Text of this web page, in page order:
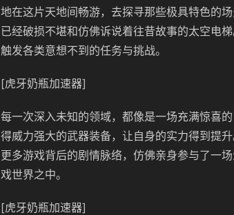
地在这片天地间畅游，去探寻那些极具特色的
已经破损不堪和仿佛诉说着往昔故事的太空电
触发各类意想不到的任务与挑战。
[虎牙奶瓶加速器]
每一次深入未知的领域，都像是一场充满惊喜
得威力强大的武器装备，让自身的实力得到提
更多游戏背后的剧情脉络，仿佛亲身参与了一
戏世界之中。
[虎牙奶瓶加速器]